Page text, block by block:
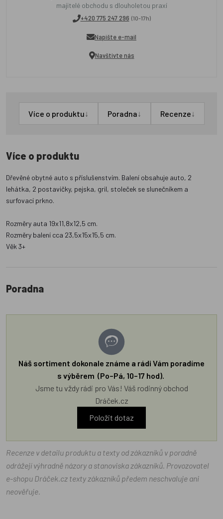
majitelé obchodu s dlouholetou praxí
+420 775 247 296 (10-17h)
Napište e-mail
Navštivte nás
Více o produktu↓ Poradna↓ Recenze↓
Více o produktu
Dřevěné obytné auto s příslušenstvím. Balení obsahuje auto, 2
lehátka, 2 postavičky, pejska, gril, stoleček se slunečníkem a
surfovací prkno.
Rozměry auta 19x11,8x12,5 cm.
Rozměry balení cca 23,5x15x15,5 cm.
Věk 3+
Poradna
Náš sortiment dokonale známe a rádi Vám poradíme
s výběrem (Po–Pá, 10–17 hod).
Jsme tu vždy rádi pro Vás! Váš rodinný obchod
Dráček.cz
Položit dotaz
Recenze v detailu produktu a texty od zákazníků v poradně
odrážejí výhradně názory a stanoviska zákazníků. Provozovatel
e-shopu Dráček.cz texty zákazníků předem neschvaluje ani
neověřuje.